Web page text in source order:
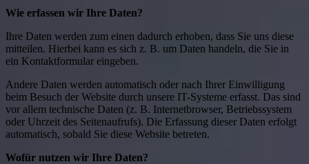
Wie erfassen wir Ihre Daten?
Ihre Daten werden zum einen dadurch erhoben, dass Sie uns diese
mitteilen. Hierbei kann es sich z. B. um Daten handeln, die Sie in
ein Kontaktformular eingeben.
Andere Daten werden automatisch oder nach Ihrer Einwilligung
beim Besuch der Website durch unsere IT-Systeme erfasst. Das sind
vor allem technische Daten (z. B. Internetbrowser, Betriebssystem
oder Uhrzeit des Seitenaufrufs). Die Erfassung dieser Daten erfolgt
automatisch, sobald Sie diese Website betreten.
Wofür nutzen wir Ihre Daten?